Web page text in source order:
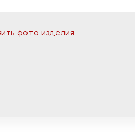
фото изделия